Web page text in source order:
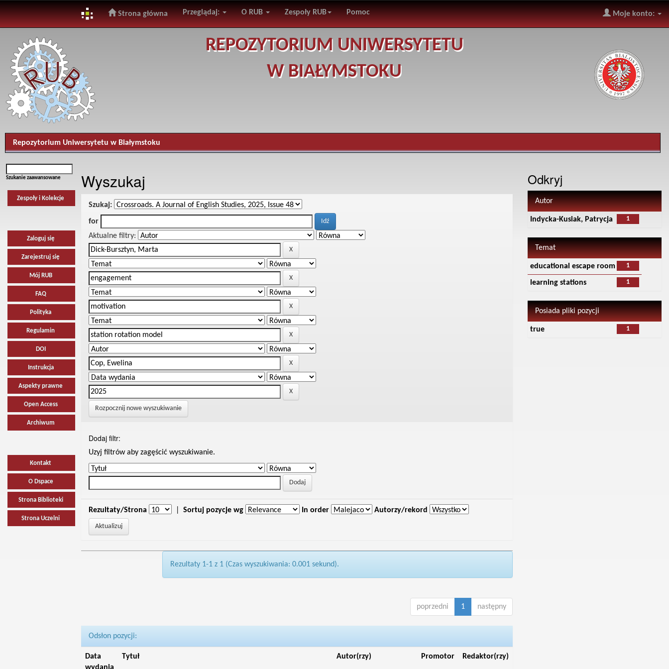
navigation
Strona główna Przeglądaj: O RUB Zespoły RUB Pomoc Moje konto:
REPOZYTORIUM UNIWERSYTETU
W BIAŁYMSTOKU
Repozytorium Uniwersytetu w Białymstoku
Szukanie zaawansowane
Zespoły i Kolekcje
Zaloguj się
Zarejestruj się
Mój RUB
FAQ
Polityka
Regulamin
DOI
Instrukcja
Aspekty prawne
Open Access
Archiwum
Kontakt
O Dspace
Strona Biblioteki
Strona Uczelni
Wyszukaj
Szukaj:
for
Aktualne filtry:
Rozpocznij nowe wyszukiwanie
Dodaj filtr:
Uzyj filtrów aby zagęścić wyszukiwanie.
Rezultaty/Strona Sortuj pozycje wg In order Autorzy/rekord
Rezultaty 1-1 z 1 (Czas wyszukiwania: 0.001 sekund).
poprzedni 1 następny
Odsłon pozycji:
Data
Tytuł Autor(rzy) Promotor Redaktor(rzy)
Odkryj
Autor
1
Indycka-Kusiak, Patrycja
Temat
1
educational escape room
1
learning stations
Posiada pliki pozycji
1
true